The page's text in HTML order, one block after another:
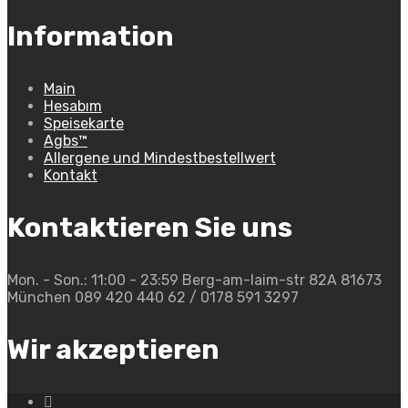
Information
Main
Hesabım
Speisekarte
Agbs™
Allergene und Mindestbestellwert
Kontakt
Kontaktieren Sie uns
Mon. - Son.: 11:00 - 23:59 Berg-am-laim-str 82A 81673
München 089 420 440 62 / 0178 591 3297
Wir akzeptieren